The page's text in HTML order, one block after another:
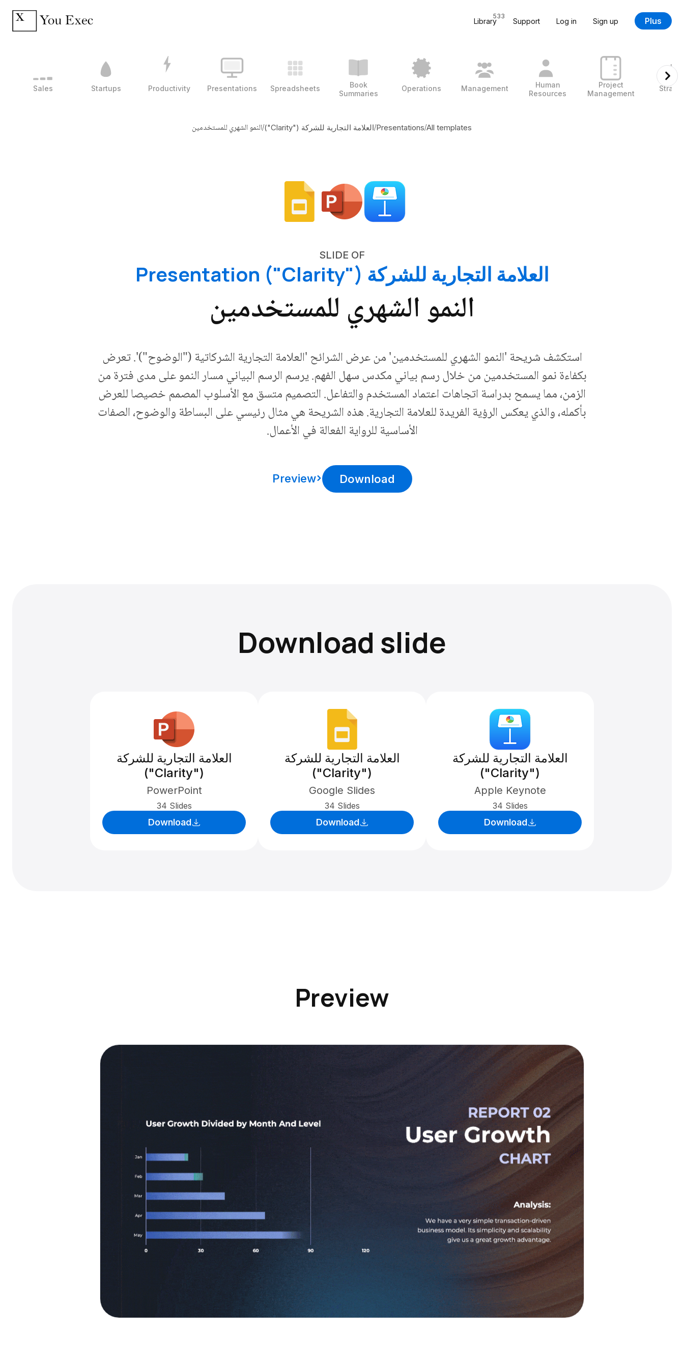
Library
533
Support Log in Sign up Plus
Sales Startups Productivity Presentations Spreadsheets
Book
Summaries
Operations Management
Human
Resources
Project
Management
All templates
/
Presentations
/العلامة التجارية للشركة ("Clarity") /النمو الشهري للمستخدمين
SLIDE OF
العلامة التجارية للشركة ("Clarity") Presentation
النمو الشهري للمستخدمين
استكشف شريحة 'النمو الشهري للمستخدمين' من عرض الشرائح 'العلامة التجارية الشركاتية ("الوضوح")'. تعرض
بكفاءة نمو المستخدمين من خلال رسم بياني مكدس سهل الفهم. يرسم الرسم البياني مسار النمو على مدى فترة من
الزمن، مما يسمح بدراسة اتجاهات اعتماد المستخدم والتفاعل. التصميم متسق مع الأسلوب المصمم خصيصا للعرض
بأكمله، والذي يعكس الرؤية الفريدة للعلامة التجارية. هذه الشريحة هي مثال رئيسي على البساطة والوضوح، الصفات
الأساسية للرواية الفعالة في الأعمال.
Download
Preview
Download slide
العلامة التجارية للشركة
("Clarity")
PowerPoint
34 Slides
Download
العلامة التجارية للشركة
("Clarity")
Google Slides
34 Slides
Download
العلامة التجارية للشركة
("Clarity")
Apple Keynote
34 Slides
Download
Preview